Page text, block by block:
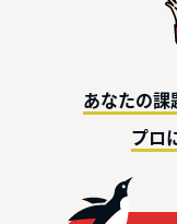
あなたの課
プロ